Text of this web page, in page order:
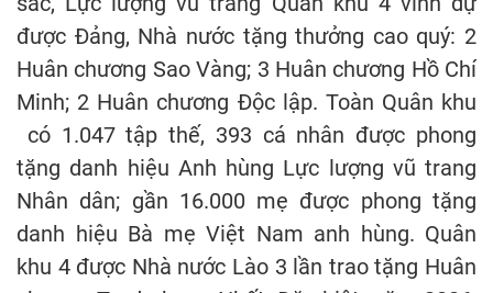
được Đảng, Nhà nước tặng thưởng cao quý: 2
Huân chương Sao Vàng; 3 Huân chương Hồ Chí
Minh; 2 Huân chương Độc lập. Toàn Quân khu
có 1.047 tập thế, 393 cá nhân được phong
tặng danh hiệu Anh hùng Lực lượng vũ trang
Nhân dân; gần 16.000 mẹ được phong tặng
danh hiệu Bà mẹ Việt Nam anh hùng. Quân
khu 4 được Nhà nước Lào 3 lần trao tặng Huân